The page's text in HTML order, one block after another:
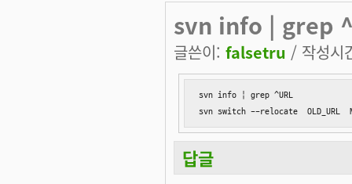
svn info | grep
글쓴이: falsetru / 작성시
svn info | grep ^URL
svn switch --relocate  OLD_URL
답글